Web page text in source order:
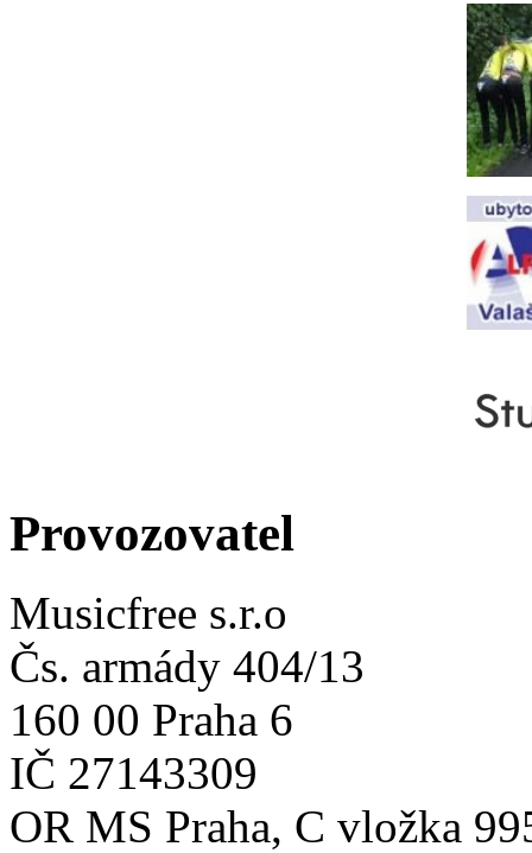
Provozovatel
Musicfree s.r.o
Čs. armády 404/13
160 00 Praha 6
IČ 27143309
OR MS Praha, C vložka